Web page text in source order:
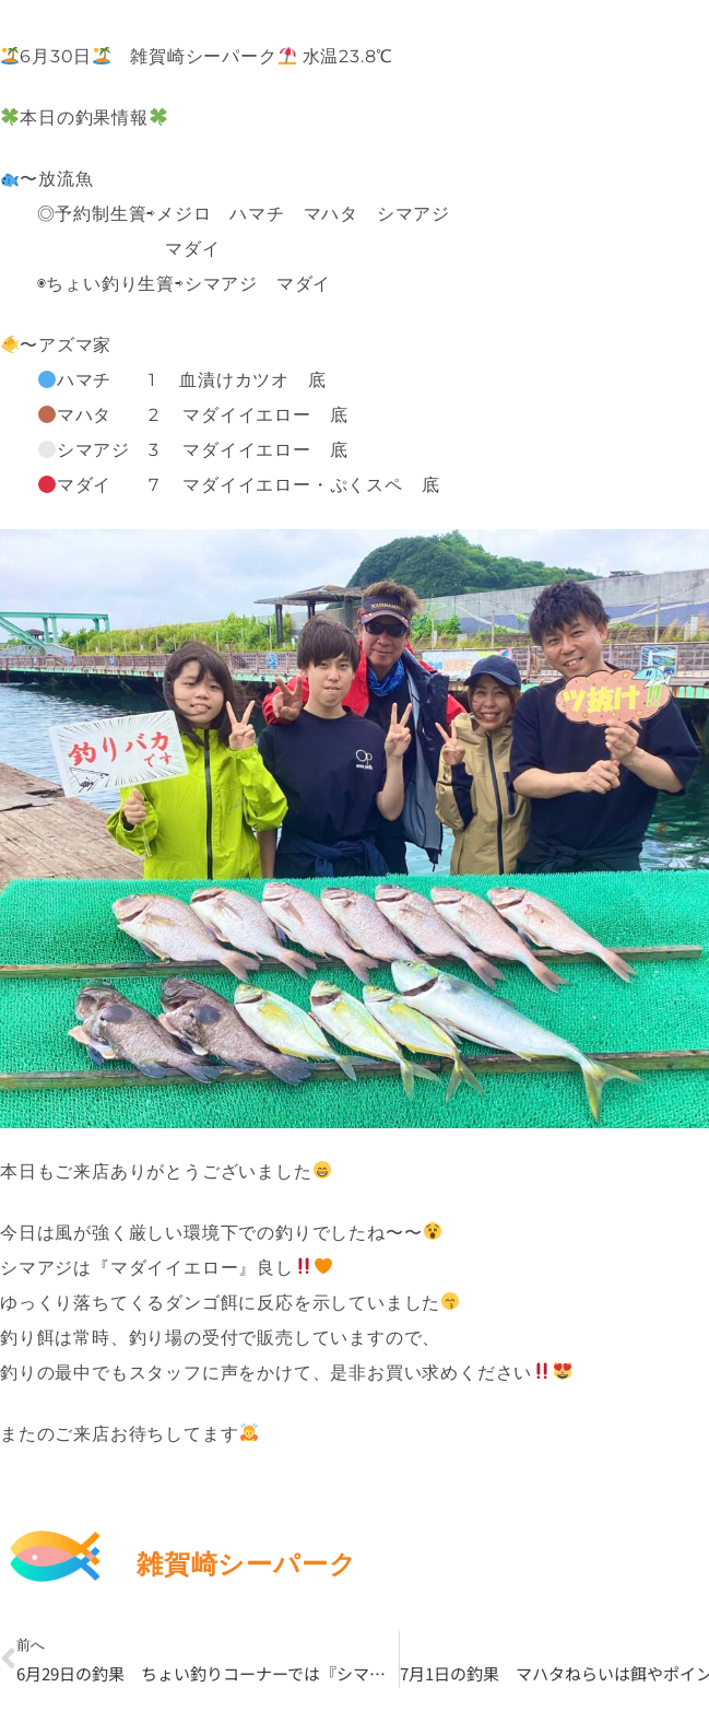
6月30日 雑賀崎シーパーク 水温23.8℃
本日の釣果情報
〜放流魚
◎予約制生簀⇨メジロ ハマチ マハタ シマアジ
マダイ
◉ちょい釣り生簀⇨シマアジ マダイ
〜アズマ家
ハマチ 1 血漬けカツオ 底
マハタ 2 マダイイエロー 底
シマアジ 3 マダイイエロー 底
マダイ 7 マダイイエロー・ぷくスペ 底
本日もご来店ありがとうございました
今日は風が強く厳しい環境下での釣りでしたね〜〜
シマアジは『マダイイエロー』良し
ゆっくり落ちてくるダンゴ餌に反応を示していました
釣り餌は常時、釣り場の受付で販売していますので、
釣りの最中でもスタッフに声をかけて、是非お買い求めください
またのご来店お待ちしてます
雑賀崎シーパーク
Prev
前へ
6月29日の釣果 ちょい釣りコーナーでは『シマアジ祭り』開催中